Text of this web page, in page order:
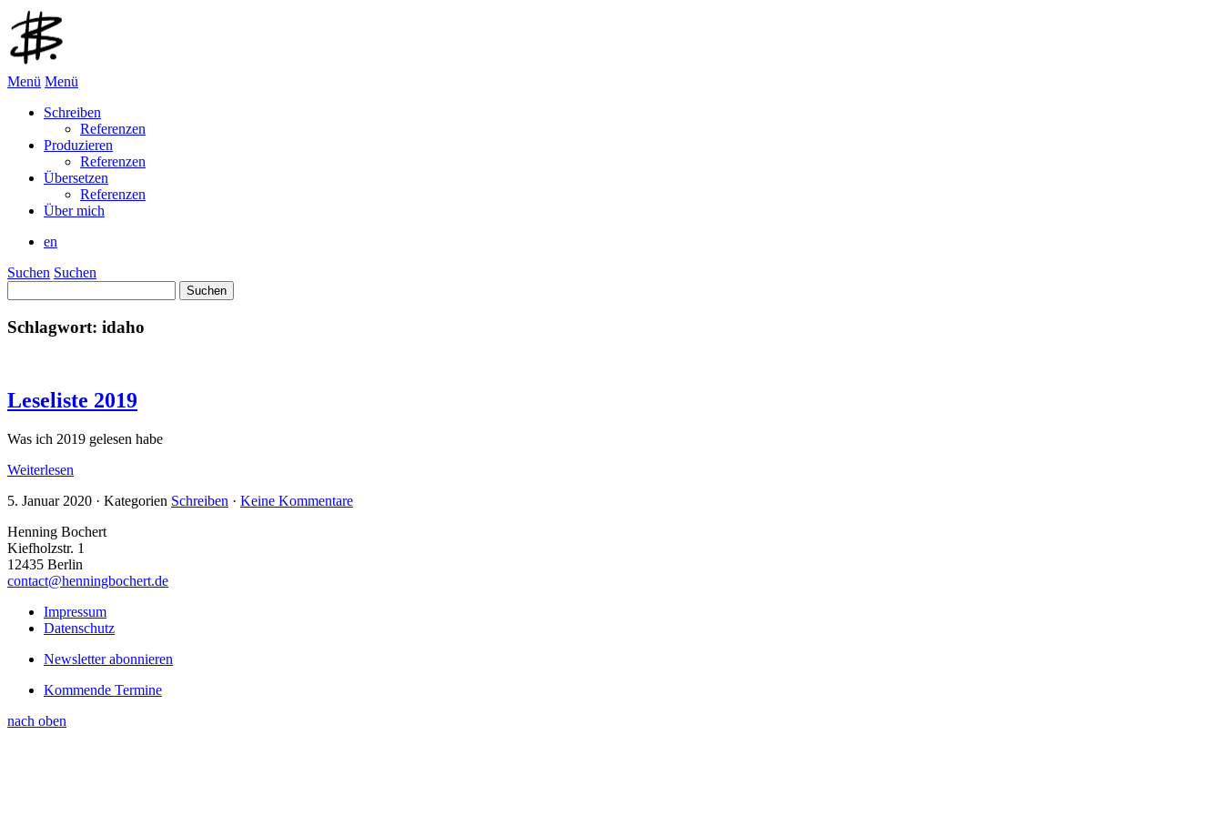
Menü Menü
Schreiben
Referenzen
Produzieren
Referenzen
Übersetzen
Referenzen
Über mich
en
Suchen Suchen
nach:
Schlagwort: idaho
Leseliste 2019
Was ich 2019 gelesen habe
Weiterlesen
5. Januar 2020 · Kategorien Schreiben · Keine Kommentare
Henning Bochert
Kiefholzstr. 1
12435 Berlin
contact@henningbochert.de
Impressum
Datenschutz
Newsletter abonnieren
Kommende Termine
nach oben